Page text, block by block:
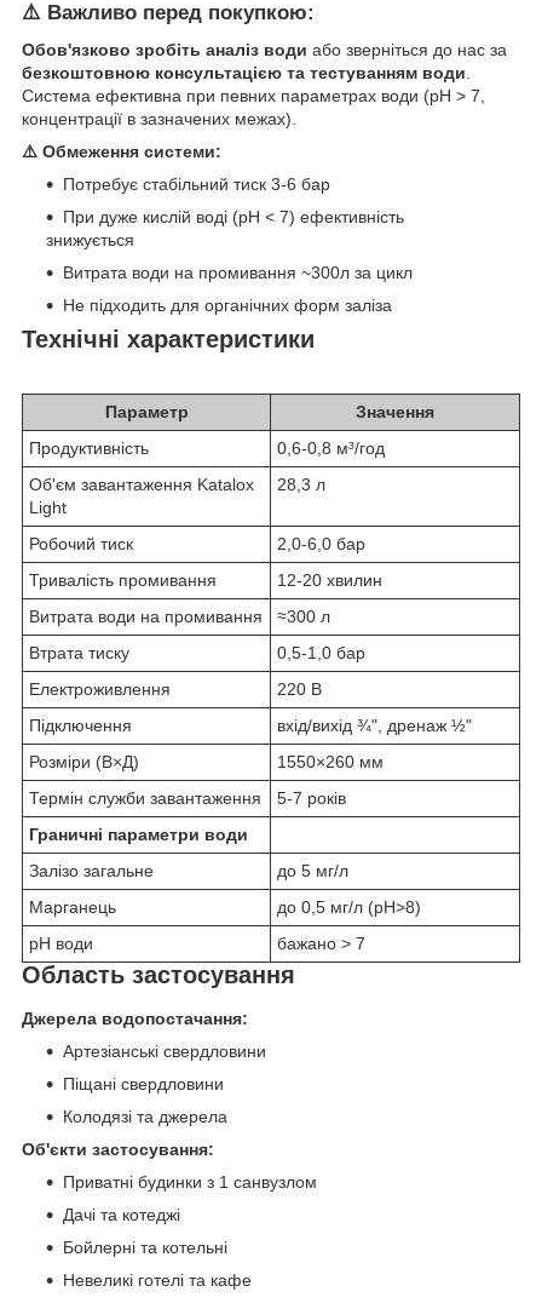
⚠️ Важливо перед покупкою:
Обов'язково зробіть аналіз води або зверніться до нас за
безкоштовною консультацією та тестуванням води
Система ефективна при певних параметрах води (pH > 7,
концентрації в зазначених межах).
⚠️ Обмеження системи:
Потребує стабільний тиск 3-6 бар
При дуже кислій воді (pH < 7) ефективність
знижується
Витрата води на промивання ~300л за цикл
Не підходить для органічних форм заліза
Технічні характеристики
Параметр
Значення
Продуктивність
0,6-0,8 м³/год
Об'єм завантаження Katalox
Light
28,3 л
Робочий тиск
2,0-6,0 бар
Тривалість промивання
12-20 хвилин
Витрата води на промивання
≈300 л
Втрата тиску
0,5-1,0 бар
Електроживлення
220 В
Підключення
вхід/вихід ¾", дренаж ½"
Розміри (В×Д)
1550×260 мм
Термін служби завантаження
5-7 років
Граничні параметри води
Залізо загальне
до 5 мг/л
Марганець
до 0,5 мг/л (рН>8)
pH води
бажано > 7
Область застосування
Джерела водопостачання:
Артезіанські свердловини
Піщані свердловини
Колодязі та джерела
Об'єкти застосування:
Приватні будинки з 1 санвузлом
Дачі та котеджі
Бойлерні та котельні
Невеликі готелі та кафе